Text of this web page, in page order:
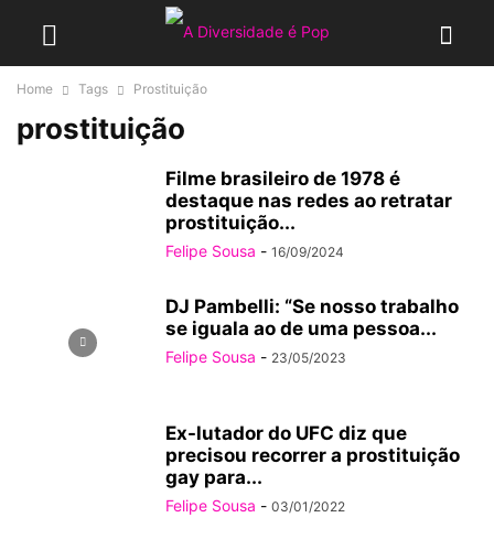
Home Tags Prostituição
prostituição
Filme brasileiro de 1978 é
destaque nas redes ao retratar
prostituição...
Felipe Sousa - 16/09/2024
DJ Pambelli: “Se nosso trabalho
se iguala ao de uma pessoa...
Felipe Sousa - 23/05/2023
Ex-lutador do UFC diz que
precisou recorrer a prostituição
gay para...
Felipe Sousa - 03/01/2022